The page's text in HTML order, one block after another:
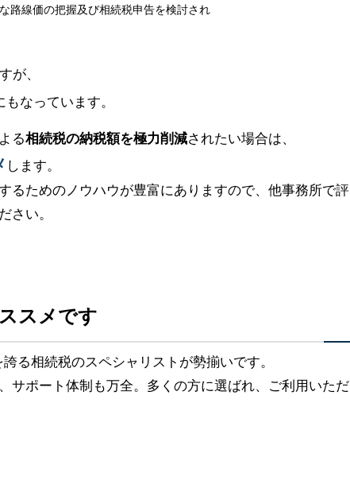
路線価の把握及び相続税申告を検討され
が、
もなっています。
る相続税の納税額を極力削減されたい場合は、
します。
るためのノウハウが豊富にありますので、他事務所で評
さい。
スメです
る相続税のスペシャリストが勢揃いです。
サポート体制も万全。多くの方に選ばれ、ご利用いただ